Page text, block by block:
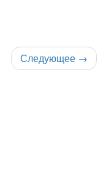
Следующее →